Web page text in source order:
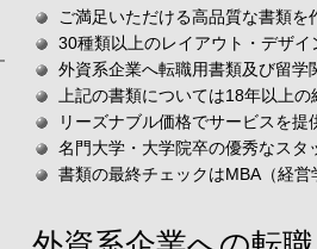
ご満足いただける高品質な書類を
30種類以上のレイアウト・デザ
外資系企業へ転職用書類及び留
上記の書類については18年以上
リーズナブル価格でサービスを提
名門大学・大学院卒の優秀なス
書類の最終チェックはMBA（経